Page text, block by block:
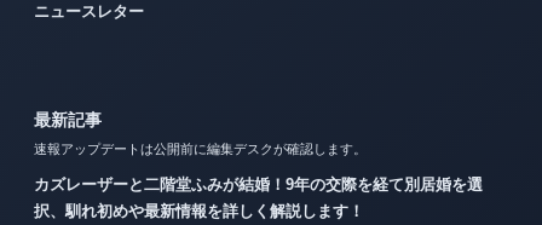
ニュースレター
最新記事
速報アップデートは公開前に編集デスクが確認します。
カズレーザーと二階堂ふみが結婚！9年の交際を経て別居婚を選
択、馴れ初めや最新情報を詳しく解説します！